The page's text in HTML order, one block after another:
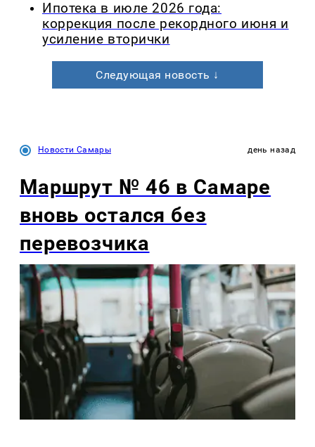
Ипотека в июле 2026 года:
коррекция после рекордного июня и
усиление вторички
Следующая новость ↓
Новости Самары день назад
Маршрут № 46 в Самаре
вновь остался без
перевозчика